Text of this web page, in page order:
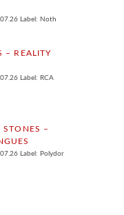
Label: Noth
– REALITY
Label: RCA
STONES –
Label: Polydor